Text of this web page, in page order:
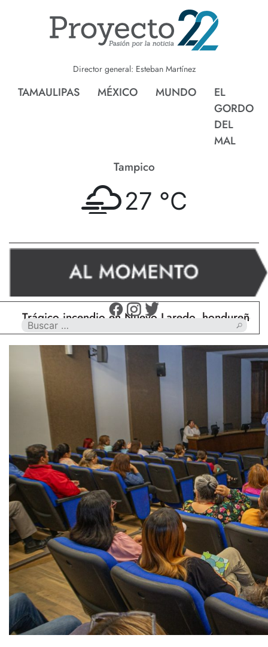
Director general: Esteban Martínez
TAMAULIPAS MÉXICO MUNDO
EL
GORDO
DEL
MAL
Tampico
27 °C
incendio en Nuevo Laredo, hondureño muere